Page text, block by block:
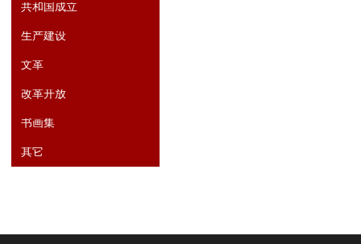
共和国成立
生产建设
文革
改革开放
书画集
其它